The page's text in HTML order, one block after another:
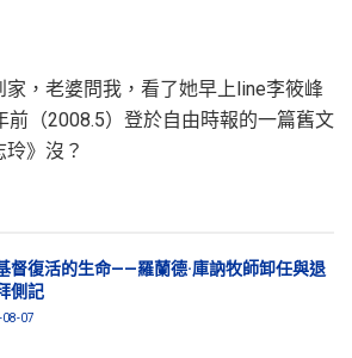
，老婆問我，看了她早上line李筱峰
前（2008.5）登於自由時報的一篇舊文
玲》沒？
督復活的生命——羅蘭德·庫訥牧師卸任與退
側記
07